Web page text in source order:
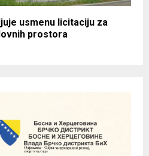
usmenu licitaciju za
prostora